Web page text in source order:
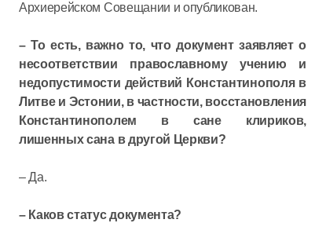
Архиерейском Совещании и опубликован.
– То есть, важно то, что документ заявляет о
несоответствии православному учению и
недопустимости действий Константинополя в
Литве и Эстонии, в частности, восстановления
Константинополем в сане клириков,
лишенных сана в другой Церкви?
– Да.
– Каков статус документа?